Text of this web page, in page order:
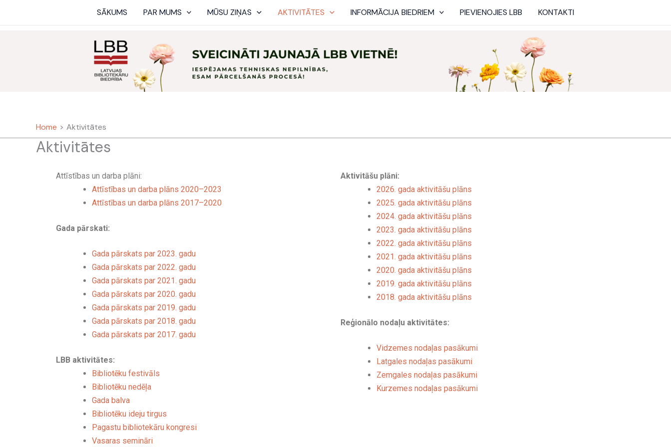
SĀKUMS PAR MUMS MŪSU ZIŅAS AKTIVITĀTES INFORMĀCIJA BIEDRIEM PIEVIENOJIES LBB KONTAKTI
Home Aktivitātes
Aktivitātes
Attīstības un darba plāni:
Attīstības un darba plāns 2020–2023
Attīstības un darba plāns 2017–2020
Gada pārskati:
Gada pārskats par 2023. gadu
Gada pārskats par 2022. gadu
Gada pārskats par 2021. gadu
Gada pārskats par 2020. gadu
Gada pārskats par 2019. gadu
Gada pārskats par 2018. gadu
Gada pārskats par 2017. gadu
LBB aktivitātes:
Bibliotēku festivāls
Bibliotēku nedēļa
Gada balva
Bibliotēku ideju tirgus
Pagastu bibliotekāru kongresi
Vasaras semināri
Aktivitāšu plāni:
2026. gada aktivitāšu plāns
2025. gada aktivitāšu plāns
2024. gada aktivitāšu plāns
2023. gada aktivitāšu plāns
2022. gada aktivitāšu plāns
2021. gada aktivitāšu plāns
2020. gada aktivitāšu plāns
2019. gada aktivitāšu plāns
2018. gada aktivitāšu plāns
Reģionālo nodaļu aktivitātes:
Vidzemes nodaļas pasākumi
Latgales nodaļas pasākumi
Zemgales nodaļas pasākumi
Kurzemes nodaļas pasākumi